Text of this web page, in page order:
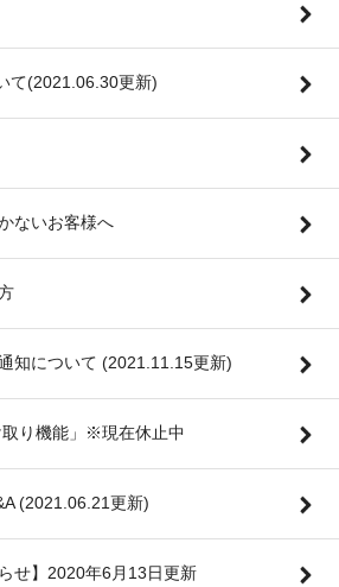
て(2021.06.30更新)
ないお客様へ
知について (2021.11.15更新)
り機能」※現在休止中
(2021.06.21更新)
せ】2020年6月13日更新